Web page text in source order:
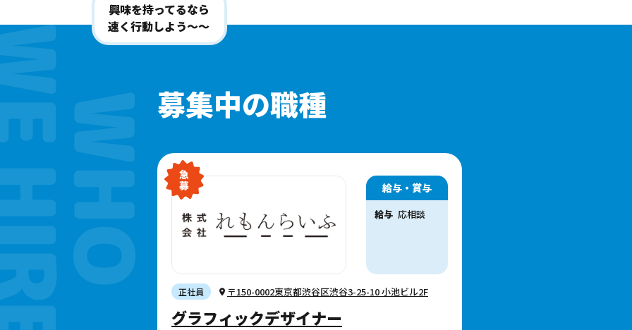
興味を持ってるなら
速く行動しよう〜〜
募集中の職種
給与・賞与
給与 応相談
正社員 〒150-0002東京都渋谷区渋谷3-25-10 小池ビル2F
グラフィックデザイナー